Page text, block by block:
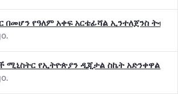
በመሆን የዓለም አቀፍ አርቴፊሻል ኢንተለጀንስ
ሚኒስትር የኢትዮጵያን ዲጂታል ስኬት አድንቀዋል